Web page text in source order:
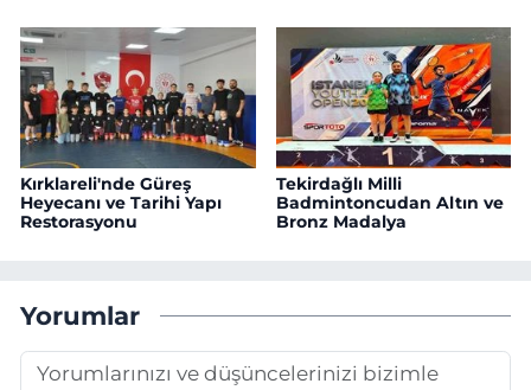
Kırklareli'nde Güreş
Heyecanı ve Tarihi Yapı
Restorasyonu
Tekirdağlı Milli
Badmintoncudan Altın ve
Bronz Madalya
Yorumlar